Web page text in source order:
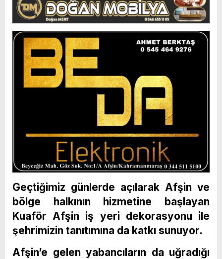
Geçtiğimiz günlerde açılarak Afşin ve
bölge halkının hizmetine başlayan
Kuaför Afşin iş yeri dekorasyonu ile
şehrimizin tanıtımına da katkı sunuyor.
Afşin’e gelen yabancıların da uğradığı